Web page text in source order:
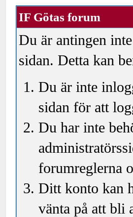
IF Götas forum
Du är antingen
sidan. Detta kan
Du är inte
sidan för att
Du har inte
forumreglerna
Ditt konto kan
vänta på att bli